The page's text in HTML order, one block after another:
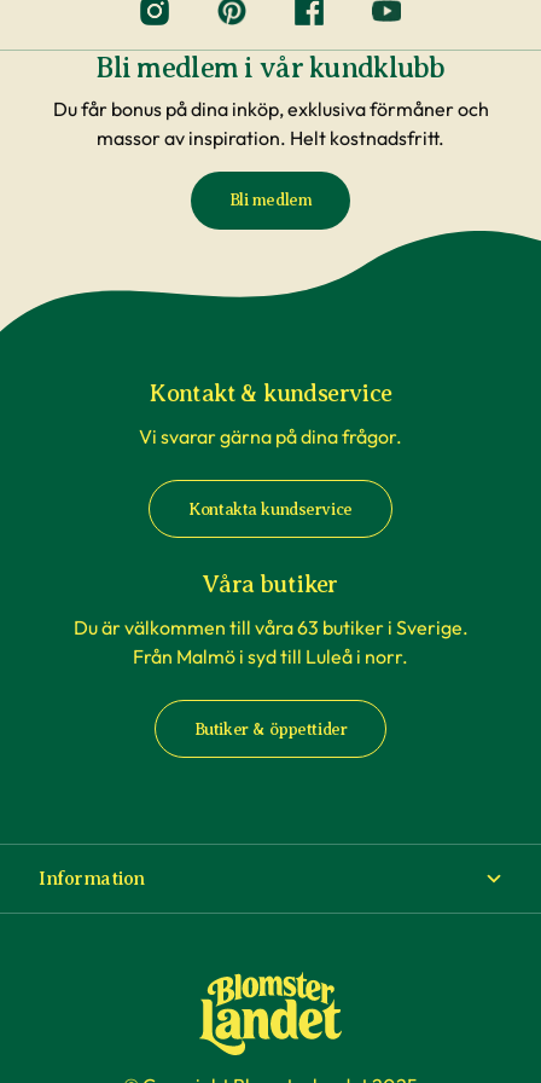
Bli medlem i vår kundklubb
Du får bonus på dina inköp, exklusiva förmåner och
massor av inspiration. Helt kostnadsfritt.
Bli medlem
Kontakt & kundservice
Vi svarar gärna på dina frågor.
Kontakta kundservice
Våra butiker
Du är välkommen till våra 63 butiker i Sverige.
Från Malmö i syd till Luleå i norr.
Butiker & öppettider
Information
Köp- och leveransvillkor